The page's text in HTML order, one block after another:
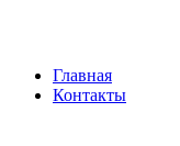
Главная
Контакты